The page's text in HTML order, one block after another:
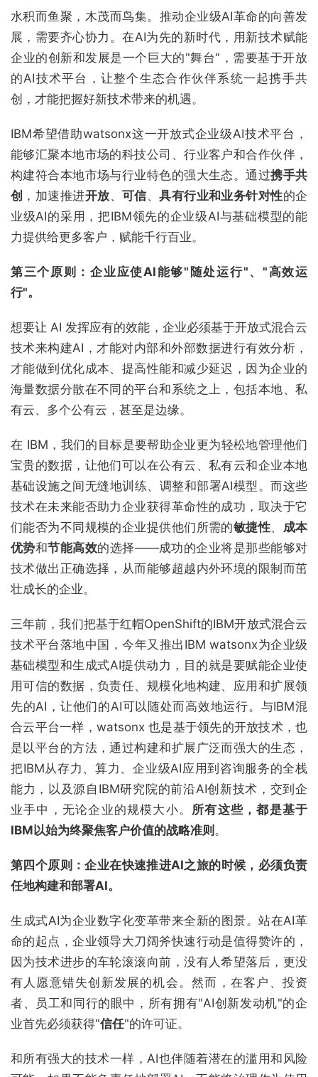
水积而鱼聚，木茂而鸟集。推动企业级AI革命的向善发
展，需要齐心协力。在AI为先的新时代，用新技术赋能
企业的创新和发展是一个巨大的"舞台"，需要基于开放
的AI技术平台，让整个生态合作伙伴系统一起携手共
创，才能把握好新技术带来的机遇。
IBM希望借助watsonx这一开放式企业级AI技术平台，
能够汇聚本地市场的科技公司、行业客户和合作伙伴，
构建符合本地市场与行业特色的强大生态。通过携手共
创 ，加速推进开放、 可信、具有行业和业务针对性的企
业级AI的采用，把IBM领先的企业级AI与基础模型的能
力提供给更多客户，赋能千行百业。
第三个原则：企业应使AI能够"随处运行"、"高效运
行"。
想要让 AI 发挥应有的效能，企业必须基于开放式混合云
技术来构建AI，才能对内部和外部数据进行有效分析，
才能做到优化成本、提高性能和减少延迟，因为企业的
海量数据分散在不同的平台和系统之上，包括本地、私
有云、多个公有云，甚至是边缘。
在 IBM，我们的目标是要帮助企业更为轻松地管理他们
宝贵的数据，让他们可以在公有云、私有云和企业本地
基础设施之间无缝地训练、调整和部署AI模型。而这些
技术在未来能否助力企业获得革命性的成功，取决于它
们能否为不同规模的企业提供他们所需的敏捷性、 成本
优势和节能高效的选择——成功的企业将是那些能够对
技术做出正确选择，从而能够超越内外环境的限制而茁
壮成长的企业。
三年前，我们把基于红帽OpenShift的IBM开放式混合云
技术平台落地中国，今年又推出IBM watsonx为企业级
基础模型和生成式AI提供动力，目的就是要赋能企业使
用可信的数据，负责任、规模化地构建、应用和扩展领
先的AI，让他们的AI可以随处而高效地运行。与IBM混
合云平台一样，watsonx 也是基于领先的开放技术，也
是以平台的方法，通过构建和扩展广泛而强大的生态，
把IBM从存力、算力、企业级AI应用到咨询服务的全栈
能力，以及源自IBM研究院的前沿AI创新技术，交到企
业手中，无论企业的规模大小。 所有这些，都是基于
IBM 以始为终聚焦客户价值的战略准则 。
第四个原则：企业在快速推进AI之旅的时候，必须负责
任地构建和部署AI。
生成式AI为企业数字化变革带来全新的图景。站在AI革
命的起点，企业领导大刀阔斧快速行动是值得赞许的，
因为技术进步的车轮滚滚向前，没有人希望落后，更没
有人愿意错失创新发展的机会。然而，在客户、投资
者、员工和同行的眼中，所有拥有"AI创新发动机"的企
业首先必须获得"信任"的许可证。
和所有强大的技术一样，AI也伴随着潜在的滥用和风险